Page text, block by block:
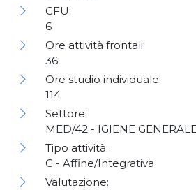
CFU:
6
Ore attività frontali:
36
Ore studio individuale:
114
Settore:
MED/42 - IGIENE
Tipo attività:
C - Affine/Integrativa
Valutazione: